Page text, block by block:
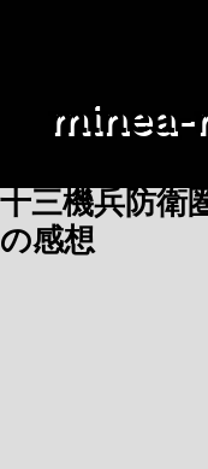
十三機兵防衛
の感想